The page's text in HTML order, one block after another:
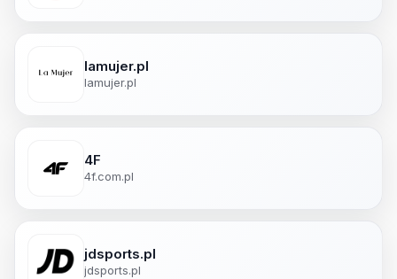
lamujer.pl
lamujer.pl
4F
4f.com.pl
jdsports.pl
jdsports.pl